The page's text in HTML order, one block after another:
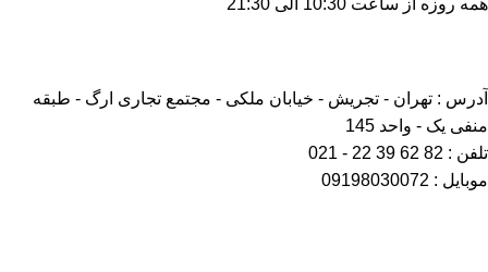
آدرس : تهران - تجریش - خیابان ملکی - مجتمع تجاری ارگ - طبقه
منفی یک - واحد 145
تلفن : 82 62 39 22 - 021
موبایل : 09198030072